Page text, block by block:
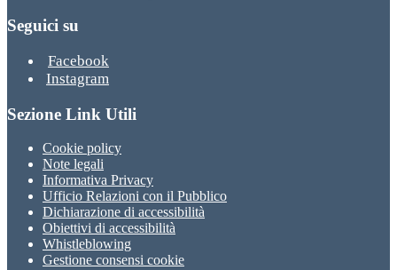
Seguici su
Facebook
Instagram
Sezione Link Utili
Cookie policy
Note legali
Informativa Privacy
Ufficio Relazioni con il Pubblico
Dichiarazione di accessibilità
Obiettivi di accessibilità
Whistleblowing
Gestione consensi cookie